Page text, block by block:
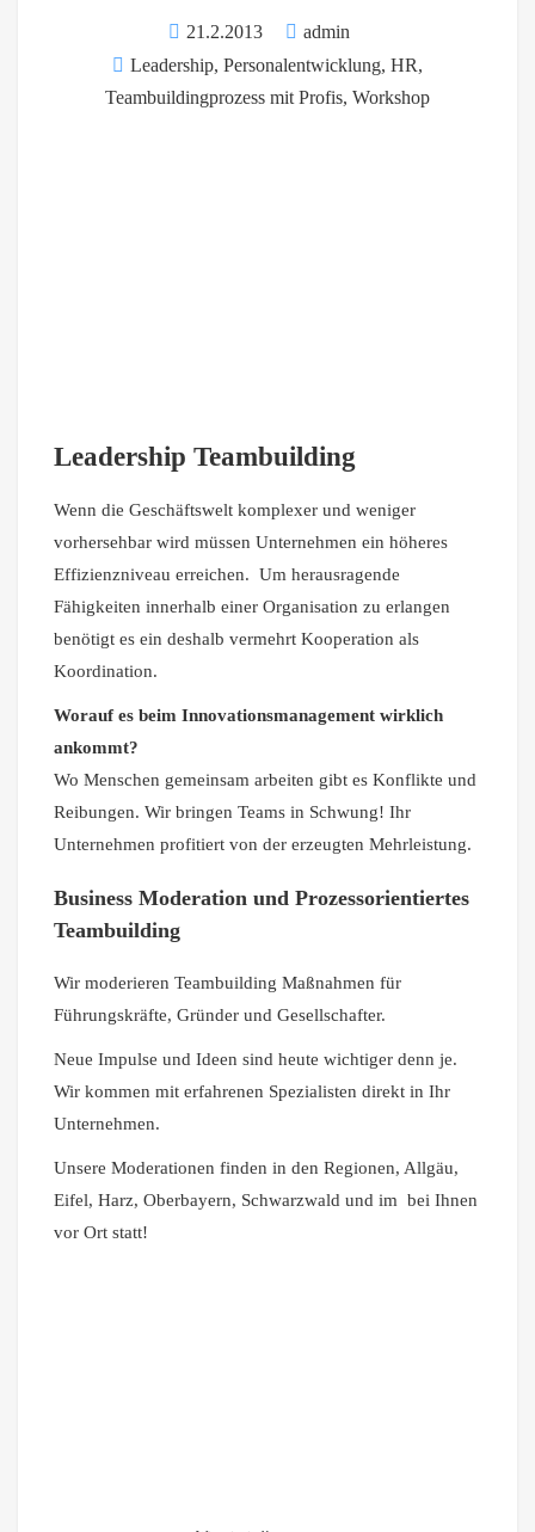
21.2.2013
admin
Leadership, Personalentwicklung, HR,
Teambuildingprozess mit Profis, Workshop
Leadership Teambuilding
Wenn die Geschäftswelt komplexer und weniger
vorhersehbar wird müssen Unternehmen ein höheres
Effizienzniveau erreichen. Um herausragende
Fähigkeiten innerhalb einer Organisation zu erlangen
benötigt es ein deshalb vermehrt Kooperation als
Koordination.
Worauf es beim Innovationsmanagement wirklich
ankommt?
Wo Menschen gemeinsam arbeiten gibt es Konflikte und
Reibungen. Wir bringen Teams in Schwung! Ihr
Unternehmen profitiert von der erzeugten Mehrleistung.
Business Moderation und Prozessorientiertes
Teambuilding
Wir moderieren Teambuilding Maßnahmen für
Führungskräfte, Gründer und Gesellschafter.
Neue Impulse und Ideen sind heute wichtiger denn je.
Wir kommen mit erfahrenen Spezialisten direkt in Ihr
Unternehmen.
Unsere Moderationen finden in den Regionen, Allgäu,
Eifel, Harz, Oberbayern, Schwarzwald und im bei Ihnen
vor Ort statt!